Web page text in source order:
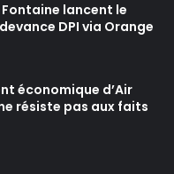
lancent le
DPI via Orange
économique d’Air
résiste pas aux faits